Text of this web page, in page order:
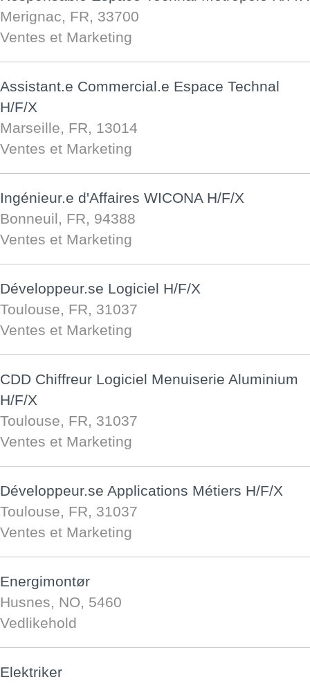
Merignac, FR, 33700
Ventes et Marketing
Assistant.e Commercial.e Espace Technal
H/F/X
Marseille, FR, 13014
Ventes et Marketing
Ingénieur.e d'Affaires WICONA H/F/X
Bonneuil, FR, 94388
Ventes et Marketing
Développeur.se Logiciel H/F/X
Toulouse, FR, 31037
Ventes et Marketing
CDD Chiffreur Logiciel Menuiserie Aluminium
H/F/X
Toulouse, FR, 31037
Ventes et Marketing
Développeur.se Applications Métiers H/F/X
Toulouse, FR, 31037
Ventes et Marketing
Energimontør
Husnes, NO, 5460
Vedlikehold
Elektriker